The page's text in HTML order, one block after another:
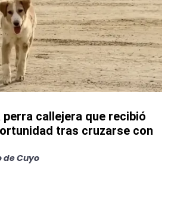
callejera que recibió
tras cruzarse con
de Cuyo